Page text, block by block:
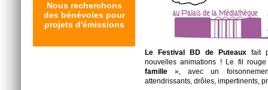
Nous recherchons
des bénévoles pour
projets d'émissions
Le Festival BD de Puteaux fait
nouvelles animations ! Le fil
famille », avec un
attendrissants, drôles, impertinents,